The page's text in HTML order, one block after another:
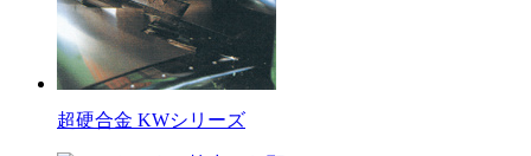
超硬合金 KWシリーズ